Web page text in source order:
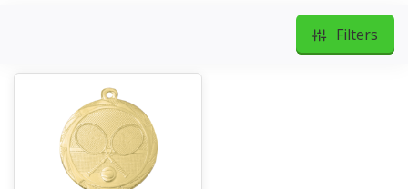
Filters